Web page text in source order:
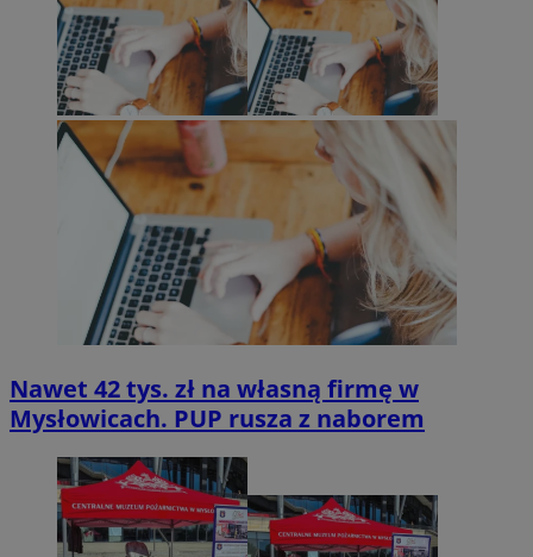
Nawet 42 tys. zł na własną firmę w
Mysłowicach. PUP rusza z naborem